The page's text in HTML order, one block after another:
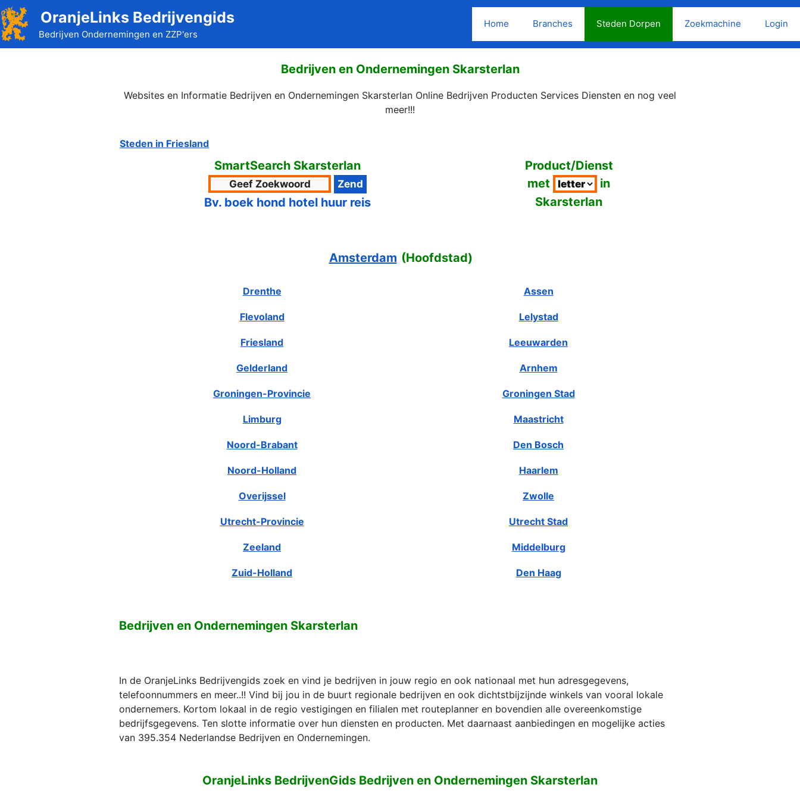
Ga
naar
de
inhoud
OranjeLinks Bedrijvengids
Bedrijven Ondernemingen en ZZP'ers
Home Branches Steden Dorpen Zoekmachine Login
Bedrijven en Ondernemingen Skarsterlan
Websites en Informatie Bedrijven en Ondernemingen Skarsterlan Online Bedrijven Producten Services Diensten en nog veel
meer!!!
Steden in Friesland
SmartSearch Skarsterlan
Bv. boek hond hotel huur reis
Product/Dienst
met
in
Skarsterlan
Amsterdam (Hoofdstad)
Drenthe Assen
Flevoland Lelystad
Friesland Leeuwarden
Gelderland Arnhem
Groningen-Provincie Groningen Stad
Limburg Maastricht
Noord-Brabant Den Bosch
Noord-Holland Haarlem
Overijssel Zwolle
Utrecht-Provincie Utrecht Stad
Zeeland Middelburg
Zuid-Holland Den Haag
Bedrijven en Ondernemingen Skarsterlan
In de OranjeLinks Bedrijvengids zoek en vind je bedrijven in jouw regio en ook nationaal met hun adresgegevens,
telefoonnummers en meer..!! Vind bij jou in de buurt regionale bedrijven en ook dichtstbijzijnde winkels van vooral lokale
ondernemers. Kortom lokaal in de regio vestigingen en filialen met routeplanner en bovendien alle overeenkomstige
bedrijfsgegevens. Ten slotte informatie over hun diensten en producten. Met daarnaast aanbiedingen en mogelijke acties
van 395.354 Nederlandse Bedrijven en Ondernemingen.
OranjeLinks BedrijvenGids Bedrijven en Ondernemingen Skarsterlan